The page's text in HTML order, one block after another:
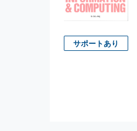
サポートあり